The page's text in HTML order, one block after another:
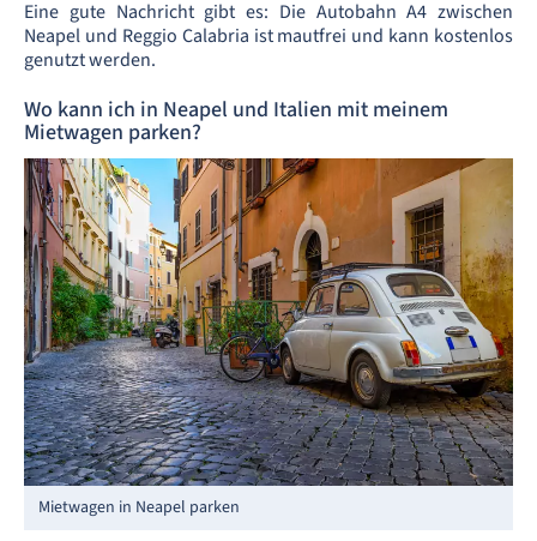
Eine gute Nachricht gibt es: Die Autobahn A4 zwischen
Neapel und Reggio Calabria ist mautfrei und kann kostenlos
genutzt werden.
Wo kann ich in Neapel und Italien mit meinem
Mietwagen parken?
Mietwagen in Neapel parken